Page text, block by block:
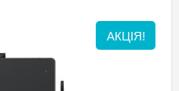
АКЦІЯ!